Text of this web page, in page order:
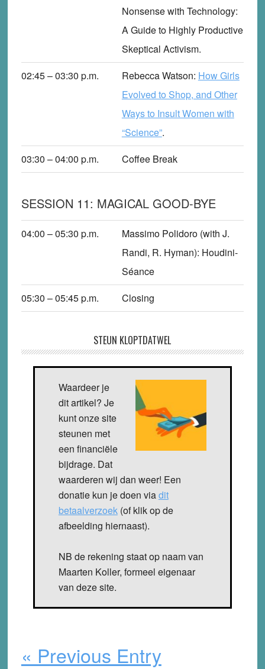
Nonsense with Technology:
A Guide to Highly Productive
Skeptical Activism.
02:45 – 03:30 p.m. Rebecca Watson: How Girls
Evolved to Shop, and Other
Ways to Insult Women with
“Science”.
03:30 – 04:00 p.m. Coffee Break
SESSION 11: MAGICAL GOOD-BYE
04:00 – 05:30 p.m.
Massimo Polidoro (with J.
Randi, R. Hyman): Houdini-
Séance
05:30 – 05:45p.m. Closing
STEUN KLOPTDATWEL
Waardeer je
dit artikel? Je
kunt onze site
steunen met
een financiële
bijdrage. Dat
waarderen wij dan weer! Een
donatie kun je doen viadit
betaalverzoek(of klik op de
afbeelding hiernaast).
NB de rekening staat op naam van
Maarten Koller, formeel eigenaar
van deze site.
« Previous Entry